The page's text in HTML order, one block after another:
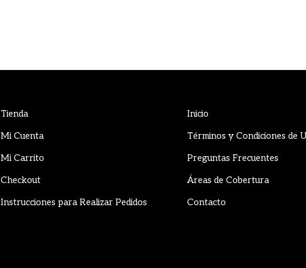
Tienda
Mi Cuenta
Mi Carrito
Checkout
Instrucciones para Realizar Pedidos
Inicio
Términos y Condiciones de
Preguntas Frecuentes
Áreas de Cobertura
Contacto